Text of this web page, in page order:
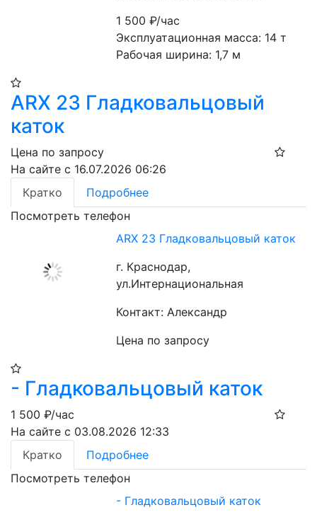
1 500₽/час
Эксплуатационная масса: 14 т
Рабочая ширина: 1,7 м
ARX 23 Гладковальцовый
каток
Цена по запросу
На сайте с 16.07.2026 06:26
Кратко
Подробнее
Посмотреть телефон
ARX 23 Гладковальцовый каток
г. Краснодар,
ул.Интернациональная
Контакт: Александр
Цена по запросу
- Гладковальцовый каток
1 500 ₽/час
На сайте с 03.08.2026 12:33
Кратко
Подробнее
Посмотреть телефон
- Гладковальцовый каток